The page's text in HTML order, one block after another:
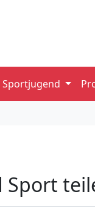
Sportjugend